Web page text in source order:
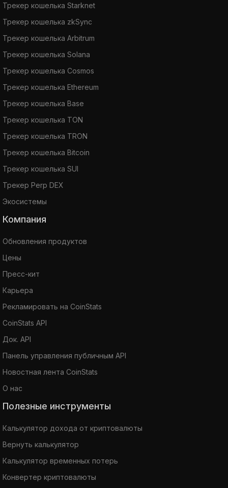
Трекер кошелька Starknet
Трекер кошелька zkSync
Трекер кошелька Arbitrum
Трекер кошелька Solana
Трекер кошелька Cosmos
Трекер кошелька Ethereum
Трекер кошелька Base
Трекер кошелька TON
Трекер кошелька TRON
Трекер кошелька Bitcoin
Трекер кошелька SUI
Трекер Perp DEX
Экосистемы
Компания
Обновления продуктов
Цены
Пресс-кит
Карьера
Рекламировать на CoinStats
CoinStats API
Док. API
Панель управления публичным API
Новостная лента CoinStats
О нас
Полезные инструменты
Калькулятор дохода от криптовалюты
Вернуть калькулятор
Калькулятор временных потерь
Конвертер криптовалюты